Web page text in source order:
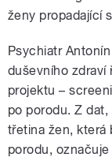
ženy propadající
Psychiatr
duševního zdraví
projektu –
po porodu. Z
třetina žen, která
porodu,